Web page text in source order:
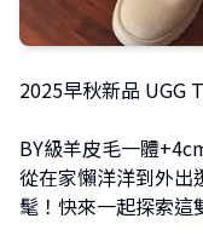
2025早秋新品 UGG
BY級羊皮毛一體
從在家懶洋洋到外出
髦！快來一起探索這